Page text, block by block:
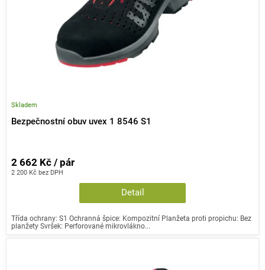
Bezpečnostní obuv uvex 1 8546 S1
Skladem
2 200 Kč bez DPH
2 662 Kč / pár
Detail
Třída ochrany: S1 Ochranná špice: Kompozitní Planžeta proti propichu: Bez
planžety Svršek: Perforované mikrovlákno...